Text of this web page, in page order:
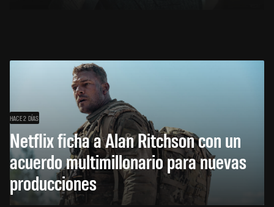
HACE 2 DÍAS
Netflix ficha a Alan Ritchson con un
acuerdo multimillonario para nuevas
producciones